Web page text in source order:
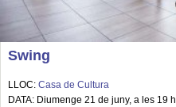
Swing
LLOC: Casa de Cultura
DATA: Diumenge 21 de juny, a les 19 h